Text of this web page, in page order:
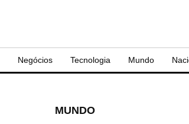
Negócios Tecnologia Mundo
MUNDO